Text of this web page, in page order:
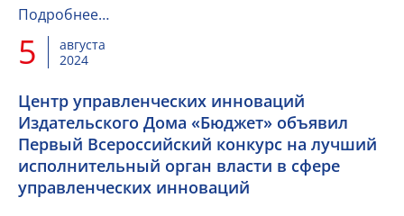
Подробнее…
5
августа
2024
Центр управленческих инноваций
Издательского Дома «Бюджет» объявил
Первый Всероссийский конкурс на лучший
исполнительный орган власти в сфере
управленческих инноваций